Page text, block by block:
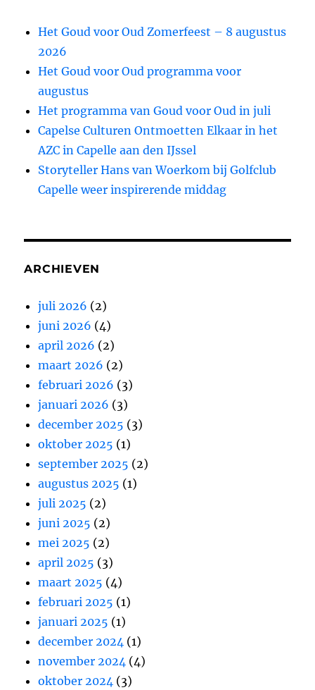
Het Goud voor Oud Zomerfeest – 8 augustus
2026
Het Goud voor Oud programma voor
augustus
Het programma van Goud voor Oud in juli
Capelse Culturen Ontmoetten Elkaar in het
AZC in Capelle aan den IJssel
Storyteller Hans van Woerkom bij Golfclub
Capelle weer inspirerende middag
ARCHIEVEN
juli 2026 (2)
juni 2026 (4)
april 2026 (2)
maart 2026 (2)
februari 2026 (3)
januari 2026 (3)
december 2025 (3)
oktober 2025 (1)
september 2025 (2)
augustus 2025 (1)
juli 2025 (2)
juni 2025 (2)
mei 2025 (2)
april 2025 (3)
maart 2025 (4)
februari 2025 (1)
januari 2025 (1)
december 2024 (1)
november 2024 (4)
oktober 2024 (3)